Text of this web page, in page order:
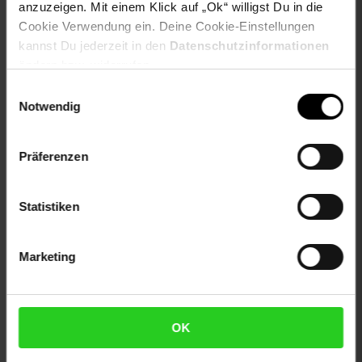
anzuzeigen. Mit einem Klick auf „Ok“ willigst Du in die
Cookie Verwendung ein. Deine Cookie-Einstellungen
kannst Du jederzeit in den Datenschutzinformationen
Notwendig
Präferenzen
Statistiken
Marketing
OK
Artikel gehört zur Kategorie:Duschen